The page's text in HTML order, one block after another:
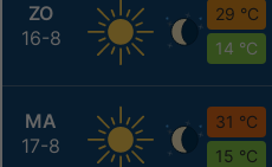
ZO
16-8
29 °C
14 °C
MA
17-8
31 °C
15 °C